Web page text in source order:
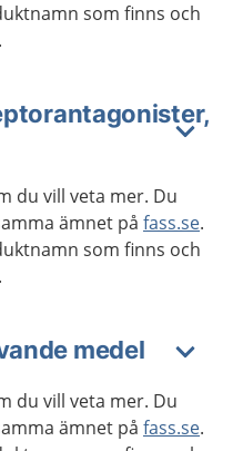
som finns och
du vill veta mer. Du
ämnet på fass.se.
som finns och
medel
du vill veta mer. Du
ämnet på fass.se.